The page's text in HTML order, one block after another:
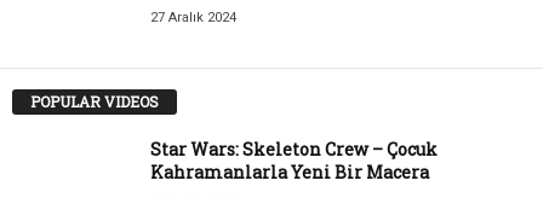
27 Aralık 2024
POPULAR VIDEOS
Star Wars: Skeleton Crew – Çocuk
Kahramanlarla Yeni Bir Macera